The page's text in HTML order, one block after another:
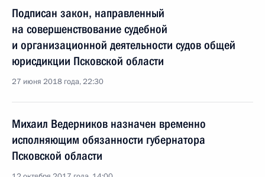
Подписан закон, направленный
на совершенствование судебной
и организационной деятельности судов общей
юрисдикции Псковской области
27 июня 2018 года, 22:30
Михаил Ведерников назначен временно
исполняющим обязанности губернатора
Псковской области